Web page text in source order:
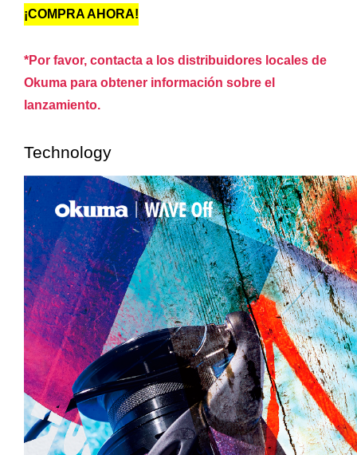
¡COMPRA AHORA!
*Por favor, contacta a los distribuidores locales de
Okuma para obtener información sobre el
lanzamiento.
Technology